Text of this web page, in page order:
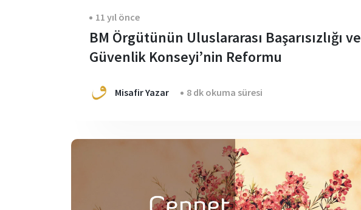
11 yıl önce
BM Örgütünün Uluslararası Başarısızlığı ve
Güvenlik Konseyi’nin Reformu
Misafir Yazar 8 dk okuma süresi